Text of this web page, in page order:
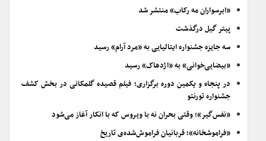
«ابرسواران مه رکاب» منتشر شد
پیتر گیل درگذشت
سه جایزه جشنواره ایتالیایی به «مرد آرام» رسید
«بیضایی‌خوانی» به «اژدهاک» رسید
در پنجاه و یکمین دوره برگزاری؛ فیلم قصیده گلمکانی در بخش کشف
جشنواره تورنتو
«نفس‌گیر»؛ وقتی بحران نه با ویروس که با انکار آغاز می‌شود
«فراموشخانه»؛ قربانیان فراموش‌شده‌ی تاریخ